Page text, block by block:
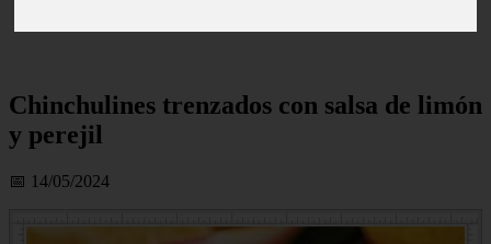
Chinchulines trenzados con salsa de limón
y perejil
📅 14/05/2024